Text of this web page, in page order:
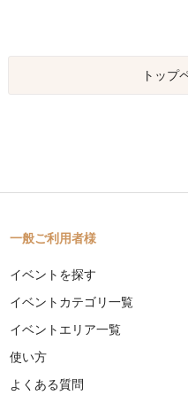
トップ
一般ご利用者様
イベントを探す
イベントカテゴリ一覧
イベントエリア一覧
使い方
よくある質問